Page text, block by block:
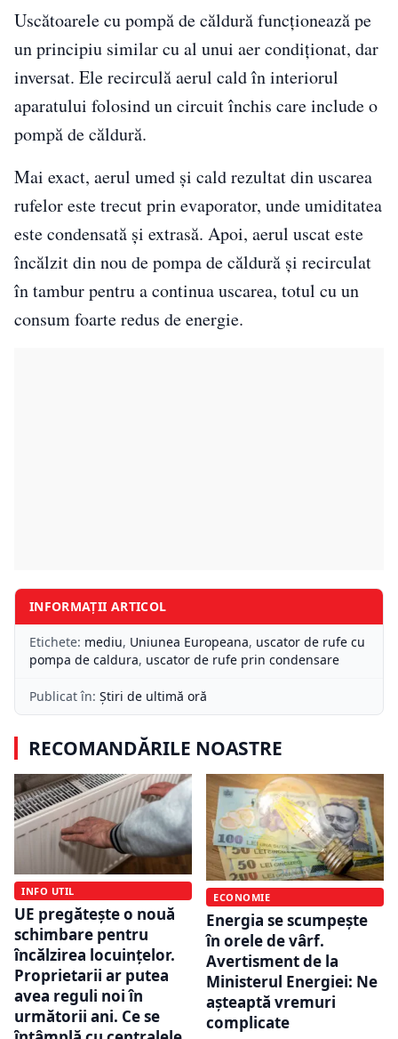
Uscătoarele cu pompă de căldură funcționează pe
un principiu similar cu al unui aer condiționat, dar
inversat. Ele recirculă aerul cald în interiorul
aparatului folosind un circuit închis care include o
pompă de căldură.
Mai exact, aerul umed și cald rezultat din uscarea
rufelor este trecut prin evaporator, unde umiditatea
este condensată și extrasă. Apoi, aerul uscat este
încălzit din nou de pompa de căldură și recirculat
în tambur pentru a continua uscarea, totul cu un
consum foarte redus de energie.
INFORMAȚII ARTICOL
Etichete: mediu, Uniunea Europeana, uscator de rufe cu
pompa de caldura, uscator de rufe prin condensare
Publicat în: Știri de ultimă oră
RECOMANDĂRILE NOASTRE
INFO UTIL
UE pregătește o nouă
schimbare pentru
încălzirea locuințelor.
Proprietarii ar putea
avea reguli noi în
următorii ani. Ce se
ECONOMIE
Energia se scumpește
în orele de vârf.
Avertisment de la
Ministerul Energiei: Ne
așteaptă vremuri
complicate